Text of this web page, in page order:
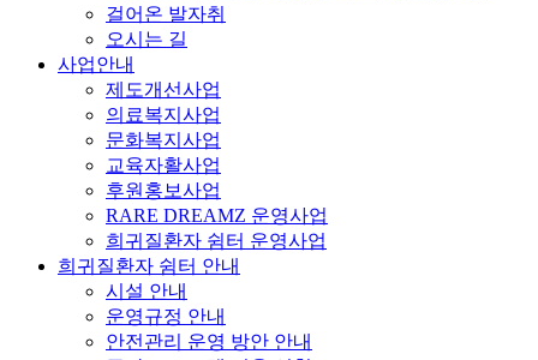
걸어온 발자취
오시는 길
사업안내
제도개선사업
의료복지사업
문화복지사업
교육자활사업
후원홍보사업
RARE DREAMZ 운영사업
희귀질환자 쉼터 운영사업
희귀질환자 쉼터 안내
시설 안내
운영규정 안내
안전관리 운영 방안 안내